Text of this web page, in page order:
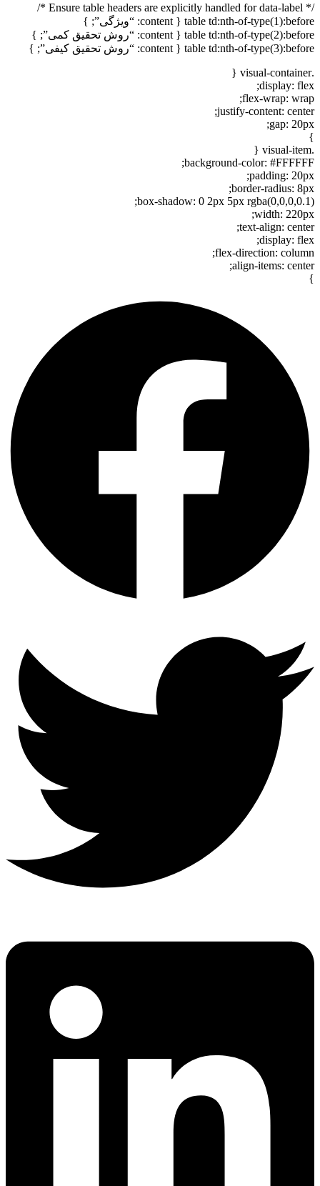
/* Ensure table headers are explicitly handled for data-label */
table td:nth-of-type(1):before { content: “ویژگی”; }
table td:nth-of-type(2):before { content: “روش تحقیق کمی”; }
table td:nth-of-type(3):before { content: “روش تحقیق کیفی”; }
.visual-container {
display: flex;
flex-wrap: wrap;
justify-content: center;
gap: 20px;
}
.visual-item {
background-color: #FFFFFF;
padding: 20px;
border-radius: 8px;
box-shadow: 0 2px 5px rgba(0,0,0,0.1);
width: 220px;
text-align: center;
display: flex;
flex-direction: column;
align-items: center;
}